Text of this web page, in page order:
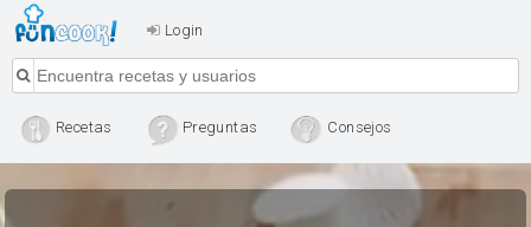
Login
Recetas Preguntas Consejos